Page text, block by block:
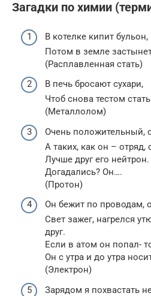
Загадки по химии
В котелке кипит бульон,
Потом в земле
(Расплавленная стать)
В печь бросают сухари,
Чтоб снова тестом
(Металлолом)
Очень положительный,
А таких, как он – отряд,
Лучше друг его нейтрон.
Догадались? Он….
(Протон)
Он бежит по проводам,
Свет зажег, нагрелся
друг.
Если в атом он попал-
Он с утра и до утра
(Электрон)
Зарядом я похвастать